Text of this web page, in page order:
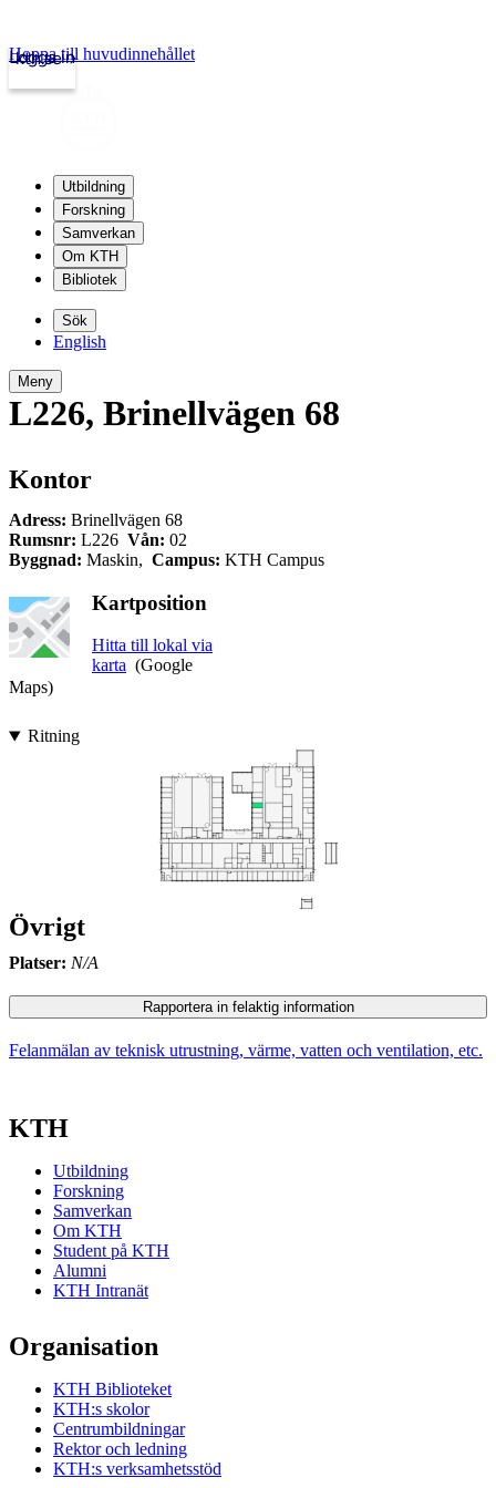
kth.se
Logga in
Hoppa till huvudinnehållet
Utbildning
Forskning
Samverkan
Om KTH
Bibliotek
Sök
English
Meny
L226, Brinellvägen 68
Kontor
Adress: Brinellvägen 68
Rumsnr: L226 Vån: 02
Byggnad: Maskin, Campus: KTH Campus
Kartposition
Hitta till lokal via
karta (Google
Maps)
Ritning
Övrigt
Platser: N/A
Rapportera in felaktig information
Felanmälan av teknisk utrustning, värme, vatten och ventilation, etc.
KTH
Utbildning
Forskning
Samverkan
Om KTH
Student på KTH
Alumni
KTH Intranät
Organisation
KTH Biblioteket
KTH:s skolor
Centrumbildningar
Rektor och ledning
KTH:s verksamhetsstöd